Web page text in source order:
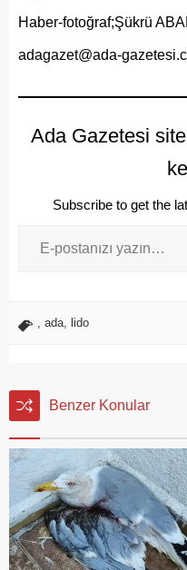
Haber-fotoğraf;Şükrü
adagazet@ada-
Ada Gazetesi
Subscribe to get the
, ada, lido
Benzer Konular